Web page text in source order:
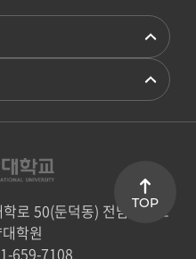
로 50(둔덕동) 전남대학교
학원
659-7108
TOP